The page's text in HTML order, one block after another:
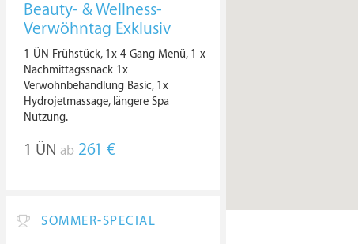
Beauty- & Wellness-
Verwöhntag Exklusiv
1 ÜN Frühstück, 1x 4 Gang Menü, 1 x
Nachmittagssnack 1x
Verwöhnbehandlung Basic, 1x
Hydrojetmassage, längere Spa
Nutzung.
1 ÜN ab 261 €
SOMMER-SPECIAL